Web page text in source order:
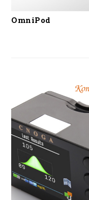
OmniPod